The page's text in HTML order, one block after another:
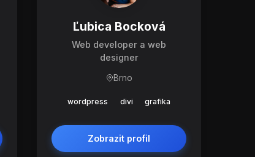
Ľubica Bocková
Web developer a web
designer
Brno
wordpress divi grafika
Zobrazit profil